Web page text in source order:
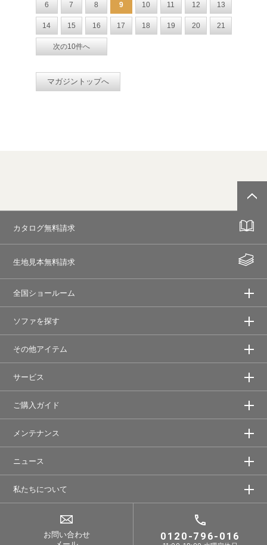
6 7 8 9 10 11 12 13
14 15 16 17 18 19 20 21
次の10件へ
マガジントップへ
カタログ無料請求
生地見本無料請求
全国ショールーム
ソファを探す
その他アイテム
サービス
ご購入ガイド
メンテナンス
ニュース
私たちについて
お問い合わせ
0120-796-016